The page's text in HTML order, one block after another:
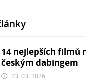
14 nejlepších filmů
českým dabingem
23. 03. 2026